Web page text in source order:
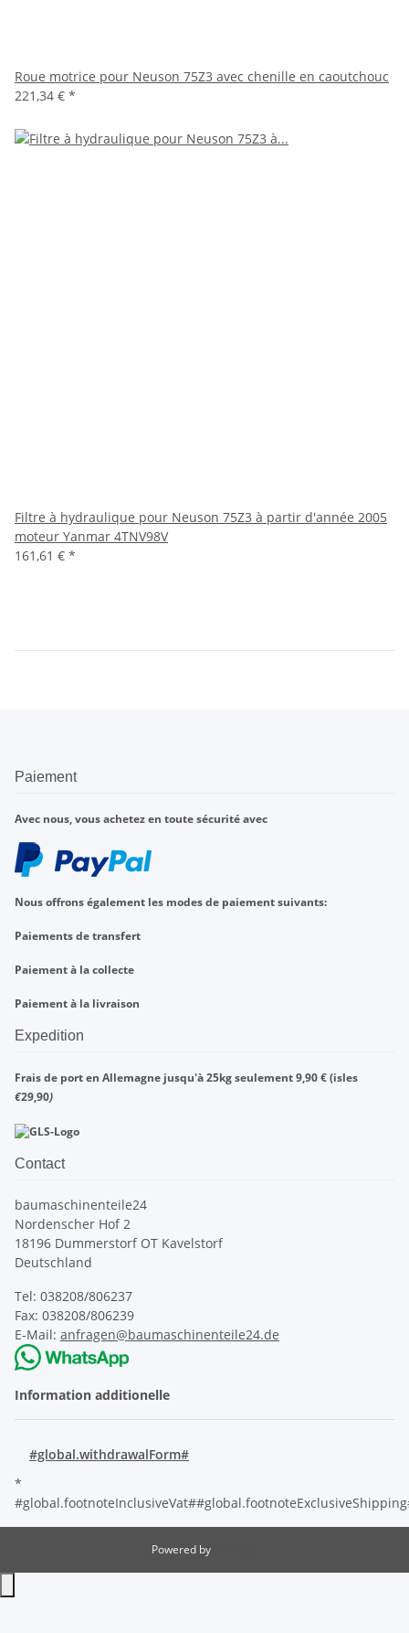
Roue motrice pour Neuson 75Z3 avec chenille en caoutchouc
221,34 € *
Filtre à hydraulique pour Neuson 75Z3 à partir d'année 2005
moteur Yanmar 4TNV98V
161,61 € *
Paiement
Avec nous, vous achetez en toute sécurité avec
Nous offrons également les modes de paiement suivants:
Paiements de transfert
Paiement à la collecte
Paiement à la livraison
Expedition
Frais de port en Allemagne jusqu'à 25kg seulement 9,90 € (isles
€29,90)
Contact
baumaschinenteile24
Nordenscher Hof 2
18196 Dummerstorf OT Kavelstorf
Deutschland
Tel: 038208/806237
Fax: 038208/806239
E-Mail: anfragen@baumaschinenteile24.de
Information additionelle
#global.withdrawalForm#
*
Powered by